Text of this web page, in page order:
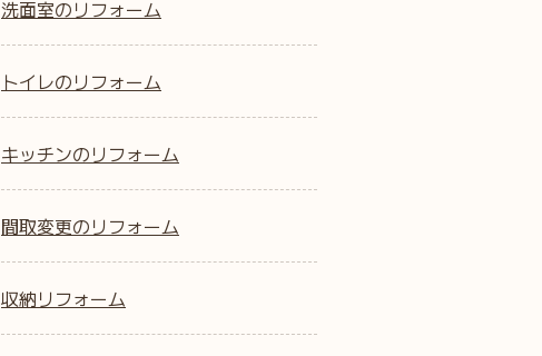
洗面室のリフォーム
トイレのリフォーム
キッチンのリフォーム
間取変更のリフォーム
収納リフォーム